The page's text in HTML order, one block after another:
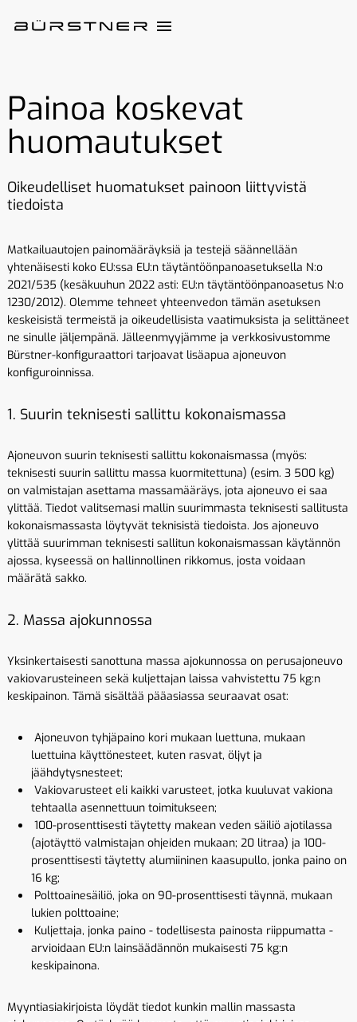
Painoa koskevat
huomautukset
Oikeudelliset huomatukset painoon liittyvistä
tiedoista
Matkailuautojen painomääräyksiä ja testejä säännellään
yhtenäisesti koko EU:ssa EU:n täytäntöönpanoasetuksella N:o
2021/535 (kesäkuuhun 2022 asti: EU:n täytäntöönpanoasetus N:o
1230/2012). Olemme tehneet yhteenvedon tämän asetuksen
keskeisistä termeistä ja oikeudellisista vaatimuksista ja selittäneet
ne sinulle jäljempänä. Jälleenmyyjämme ja verkkosivustomme
Bürstner-konfiguraattori tarjoavat lisäapua ajoneuvon
konfiguroinnissa.
1. Suurin teknisesti sallittu kokonaismassa
Ajoneuvon suurin teknisesti sallittu kokonaismassa (myös:
teknisesti suurin sallittu massa kuormitettuna) (esim. 3 500 kg)
on valmistajan asettama massamääräys, jota ajoneuvo ei saa
ylittää. Tiedot valitsemasi mallin suurimmasta teknisesti sallitusta
kokonaismassasta löytyvät teknisistä tiedoista. Jos ajoneuvo
ylittää suurimman teknisesti sallitun kokonaismassan käytännön
ajossa, kyseessä on hallinnollinen rikkomus, josta voidaan
määrätä sakko.
2. Massa ajokunnossa
Yksinkertaisesti sanottuna massa ajokunnossa on perusajoneuvo
vakiovarusteineen sekä kuljettajan laissa vahvistettu 75 kg:n
keskipainon. Tämä sisältää pääasiassa seuraavat osat:
Ajoneuvon tyhjäpaino kori mukaan luettuna, mukaan
luettuina käyttönesteet, kuten rasvat, öljyt ja
jäähdytysnesteet;
Vakiovarusteet eli kaikki varusteet, jotka kuuluvat vakiona
tehtaalla asennettuun toimitukseen;
100-prosenttisesti täytetty makean veden säiliö ajotilassa
(ajotäyttö valmistajan ohjeiden mukaan; 20 litraa) ja 100-
prosenttisesti täytetty alumiininen kaasupullo, jonka paino on
16 kg;
Polttoainesäiliö, joka on 90-prosenttisesti täynnä, mukaan
lukien polttoaine;
Kuljettaja, jonka paino - todellisesta painosta riippumatta -
arvioidaan EU:n lainsäädännön mukaisesti 75 kg:n
keskipainona.
Myyntiasiakirjoista löydät tiedot kunkin mallin massasta